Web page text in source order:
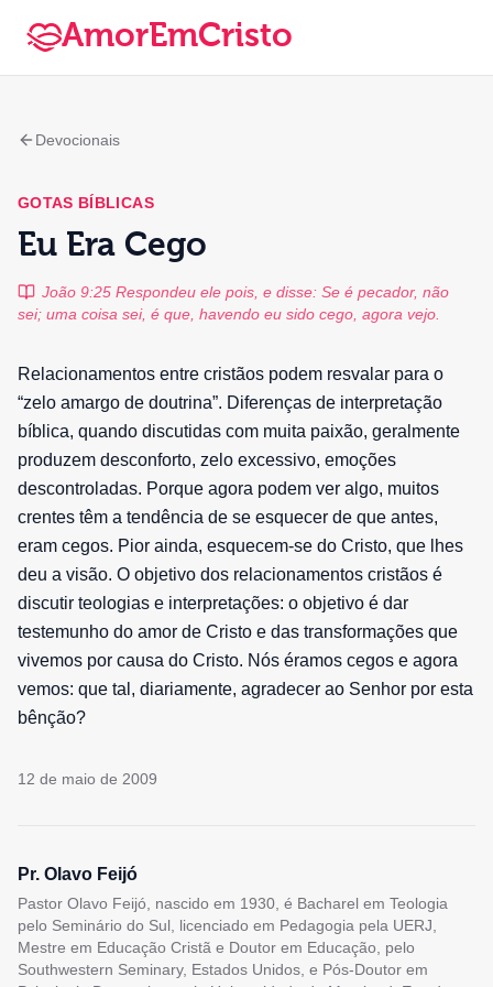
AmorEmCristo
Devocionais
GOTAS BÍBLICAS
Eu Era Cego
João 9:25 Respondeu ele pois, e disse: Se é pecador, não
sei; uma coisa sei, é que, havendo eu sido cego, agora vejo.
Relacionamentos entre cristãos podem resvalar para o
“zelo amargo de doutrina”. Diferenças de interpretação
bíblica, quando discutidas com muita paixão, geralmente
produzem desconforto, zelo excessivo, emoções
descontroladas. Porque agora podem ver algo, muitos
crentes têm a tendência de se esquecer de que antes,
eram cegos. Pior ainda, esquecem-se do Cristo, que lhes
deu a visão. O objetivo dos relacionamentos cristãos é
discutir teologias e interpretações: o objetivo é dar
testemunho do amor de Cristo e das transformações que
vivemos por causa do Cristo. Nós éramos cegos e agora
vemos: que tal, diariamente, agradecer ao Senhor por esta
bênção?
12 de maio de 2009
Pr. Olavo Feijó
Pastor Olavo Feijó, nascido em 1930, é Bacharel em Teologia
pelo Seminário do Sul, licenciado em Pedagogia pela UERJ,
Mestre em Educação Cristã e Doutor em Educação, pelo
Southwestern Seminary, Estados Unidos, e Pós-Doutor em